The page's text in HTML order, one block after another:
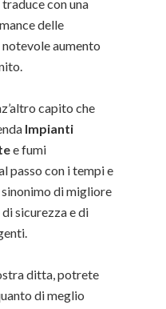
con una
delle
aumento
capito che
Impianti
e fumi
passo con i tempi e
di migliore
sicurezza e di
ditta, potrete
di meglio